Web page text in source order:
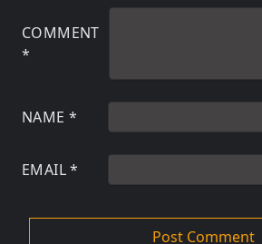
COMMENT
*
NAME *
EMAIL*